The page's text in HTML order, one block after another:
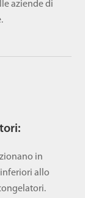
aziende di
in
allo